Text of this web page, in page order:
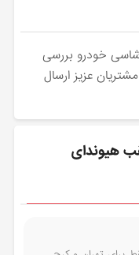
17 رقم شماره شاسی خودرو بررسی
عزیز ارسال
هیوندای